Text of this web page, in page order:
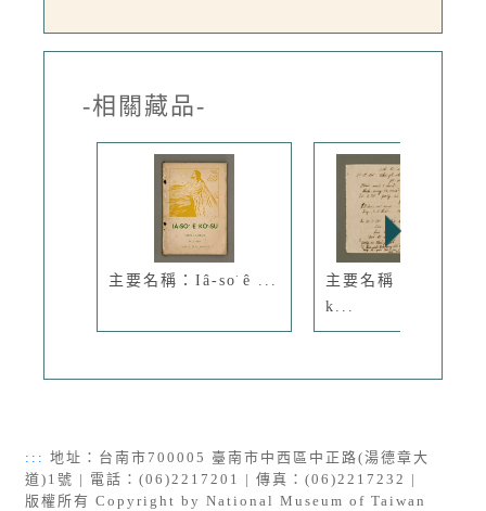
-相關藏品-
主要名稱：Iâ-so͘ ê ...
主要名稱：Má-lī-a
k...
::: 地址：台南市700005 臺南市中西區中正路(湯德章大
道)1號 | 電話：(06)2217201 | 傳真：(06)2217232 |
版權所有 Copyright by National Museum of Taiwan